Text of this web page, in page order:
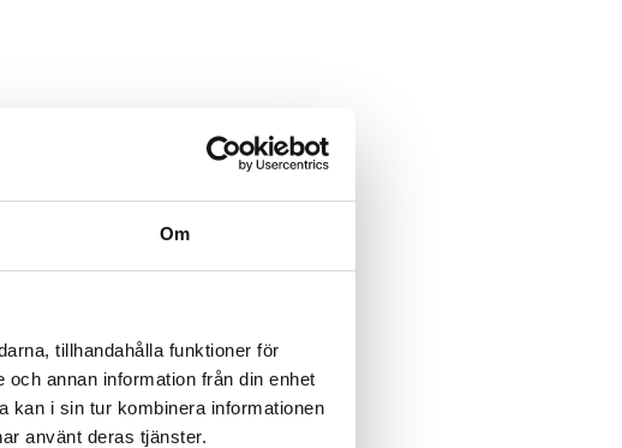
Om
tillhandahålla funktioner för
annan information från din enhet
kan i sin tur kombinera informationen
använt deras tjänster.